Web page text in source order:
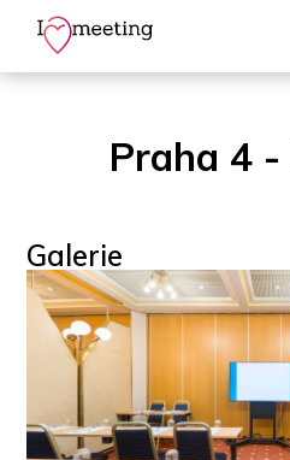
Praha 4
Galerie